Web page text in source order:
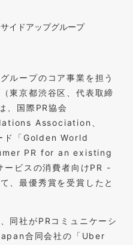
イドアップグループ
ループのコア事業を担う
東京都渋谷区、代表取締
、国際PR協会
Association、
ド「Golden World
PR for an existing
ビスの消費者向けPR -
、最優秀賞を受賞したと
同社がPRコミュニケーシ
合同会社の「Uber